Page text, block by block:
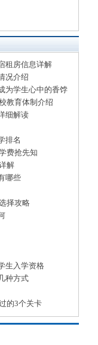
租房信息详解
况介绍
为学生心中的香饽
教育体制介绍
细解读
排名
费抢先知
解
哪些
择攻略
生入学资格
种方式
的3个关卡